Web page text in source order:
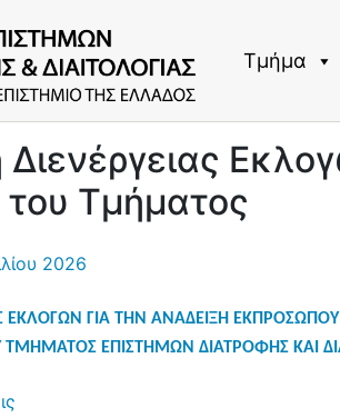
Τμήμα
Τμήματος
2026
ΕΚΛΟΓΩΝ ΓΙΑ ΤΗΝ ΑΝΑΔΕΙΞΗ
ΤΜΗΜΑΤΟΣ ΕΠΙΣΤΗΜΩΝ ΔΙΑΤΡΟΦΗΣ ΚΑΙ